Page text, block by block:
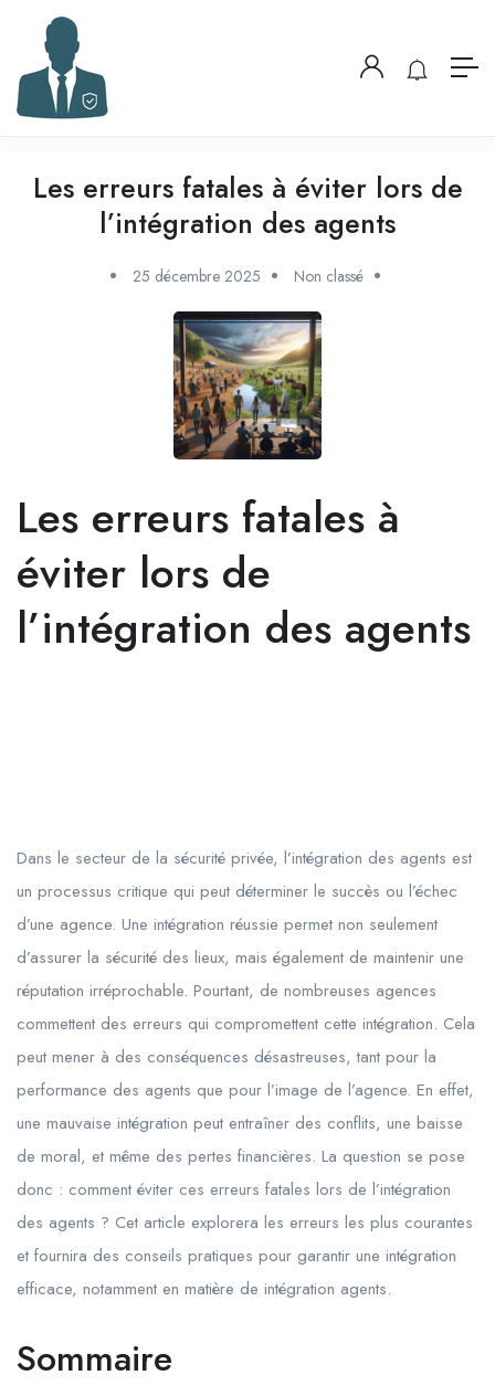
Les erreurs fatales à éviter lors de
l’intégration des agents
25 décembre 2025 Non classé
Les erreurs fatales à
éviter lors de
l’intégration des agents
Dans le secteur de la sécurité privée, l’intégration des agents est
un processus critique qui peut déterminer le succès ou l’échec
d’une agence. Une intégration réussie permet non seulement
d’assurer la sécurité des lieux, mais également de maintenir une
réputation irréprochable. Pourtant, de nombreuses agences
commettent des erreurs qui compromettent cette intégration. Cela
peut mener à des conséquences désastreuses, tant pour la
performance des agents que pour l’image de l’agence. En effet,
une mauvaise intégration peut entraîner des conflits, une baisse
de moral, et même des pertes financières. La question se pose
donc : comment éviter ces erreurs fatales lors de l’intégration
des agents ? Cet article explorera les erreurs les plus courantes
et fournira des conseils pratiques pour garantir une intégration
efficace, notamment en matière de intégration agents.
Sommaire